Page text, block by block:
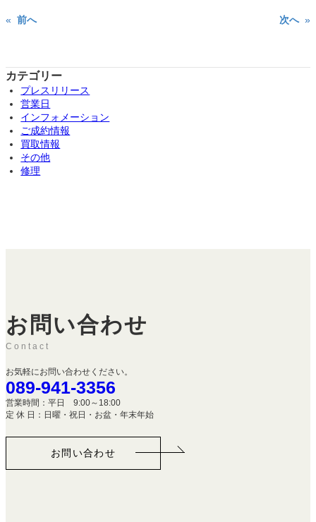
« 前へ 次へ »
カテゴリー
プレスリリース
営業日
インフォメーション
ご成約情報
買取情報
その他
修理
お問い合わせ
Contact
お気軽にお問い合わせください。
089-941-3356
営業時間：平日 9:00～18:00
定 休 日：日曜・祝日・お盆・年末年始
お問い合わせ